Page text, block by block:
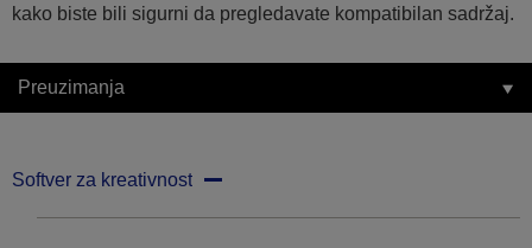
kako biste bili sigurni da pregledavate kompatibilan sadržaj.
Preuzimanja
Softver za kreativnost